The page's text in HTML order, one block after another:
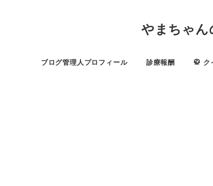
やまちゃん
ブログ管理人プロフィール 診療報酬 🥋 ク